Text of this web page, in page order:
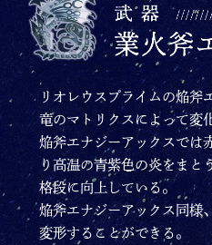
リオレウスプライムの焔斧
竜のマトリクスによって変
焔斧エナジーアックスでは
り高温の青紫色の炎をまと
格段に向上している。
焔斧エナジーアックス同様
変形することができる。